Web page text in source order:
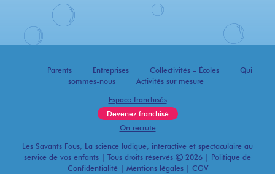
Parents Entreprises Collectivités – Écoles
Qui
sommes-nous
Activités sur mesure
Espace franchisés
Devenez franchisé
On recrute
Les Savants Fous, La science ludique, interactive et spectaculaire au
service de vos enfants | Tous droits réservés
2026 | Politique de
Confidentialité | Mentions légales| CGV